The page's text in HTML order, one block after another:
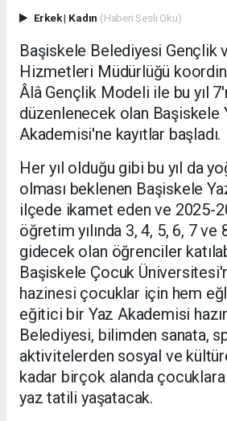
Erkek| Kadın (Haberi Sesli Oku)
Başiskele Belediyesi Gençlik
Hizmetleri Müdürlüğü
Âlâ Gençlik Modeli ile bu yıl
düzenlenecek olan Başiskele
Akademisi'ne kayıtlar başladı.
Her yıl olduğu gibi bu yıl da
olması beklenen Başiskele
ilçede ikamet eden ve 2025-
öğretim yılında 3, 4, 5, 6, 7 ve
gidecek olan öğrenciler
Başiskele Çocuk
hazinesi çocuklar için hem
eğitici bir Yaz Akademisi
Belediyesi, bilimden sanata,
aktivitelerden sosyal ve
kadar birçok alanda
yaz tatili yaşatacak.